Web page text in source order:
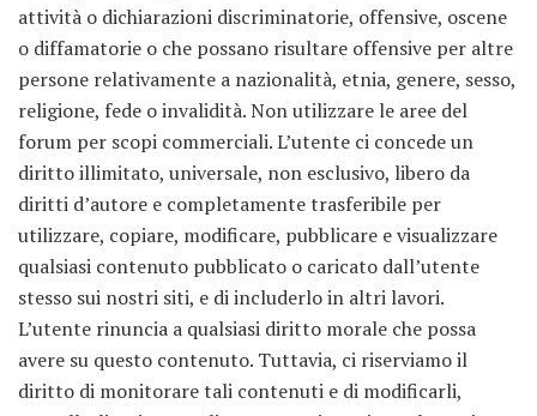
attività o dichiarazioni discriminatorie, offensive, oscene
o diffamatorie o che possano risultare offensive per altre
persone relativamente a nazionalità, etnia, genere, sesso,
religione, fede o invalidità. Non utilizzare le aree del
forum per scopi commerciali. L’utente ci concede un
diritto illimitato, universale, non esclusivo, libero da
diritti d’autore e completamente trasferibile per
utilizzare, copiare, modificare, pubblicare e visualizzare
qualsiasi contenuto pubblicato o caricato dall’utente
stesso sui nostri siti, e di includerlo in altri lavori.
L’utente rinuncia a qualsiasi diritto morale che possa
avere su questo contenuto. Tuttavia, ci riserviamo il
diritto di monitorare tali contenuti e di modificarli,